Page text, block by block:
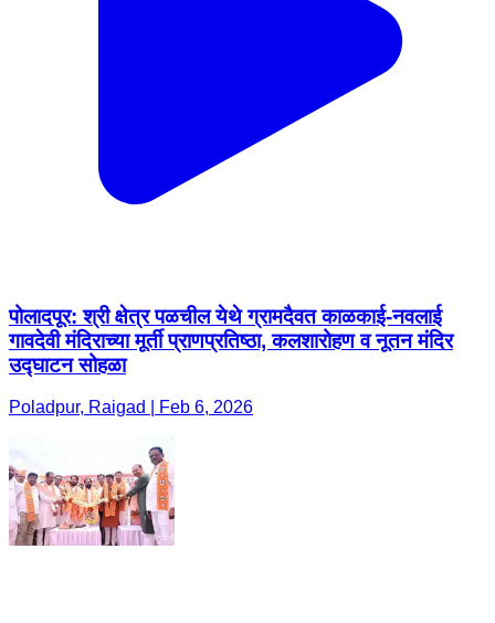
पोलादपूर: श्री क्षेत्र पळचील येथे ग्रामदैवत काळकाई-नवलाई
गावदेवी मंदिराच्या मूर्ती प्राणप्रतिष्ठा, कलशारोहण व नूतन मंदिर
उद्घाटन सोहळा
Poladpur, Raigad | Feb 6, 2026